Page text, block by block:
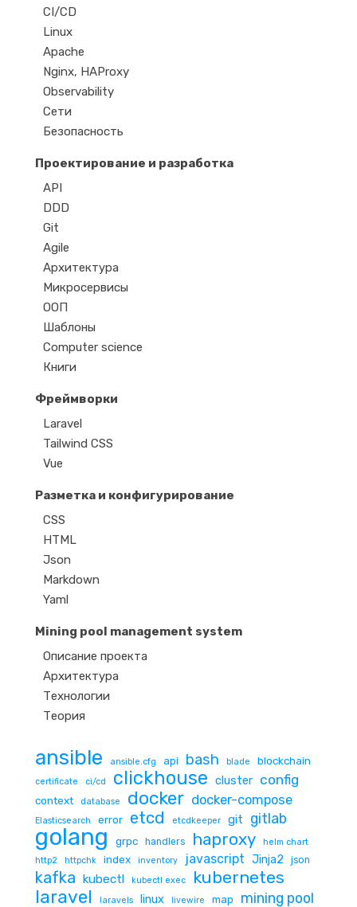
CI/CD
Linux
Apache
Nginx, HAProxy
Observability
Сети
Безопасность
Проектирование и разработка
API
DDD
Git
Agile
Архитектура
Микросервисы
ООП
Шаблоны
Computer science
Книги
Фреймворки
Laravel
Tailwind CSS
Vue
Разметка и конфигурирование
CSS
HTML
Json
Markdown
Yaml
Mining pool management system
Описание проекта
Архитектура
Технологии
Теория
ansible ansible.cfg api bash blade blockchain
certificate ci/cd clickhouse cluster config
context database docker docker-compose
Elasticsearch error etcd etcdkeeper git gitlab
golang grpc handlers haproxy
helm chart
http2
httpchk index inventory javascript Jinja2 json
kafka kubectl kubectl exec kubernetes
laravel laravels linux livewire map mining pool